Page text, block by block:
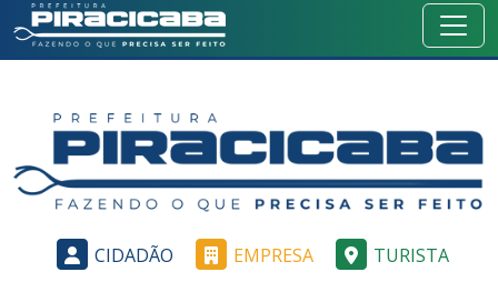
CIDADÃO EMPRESA TURISTA